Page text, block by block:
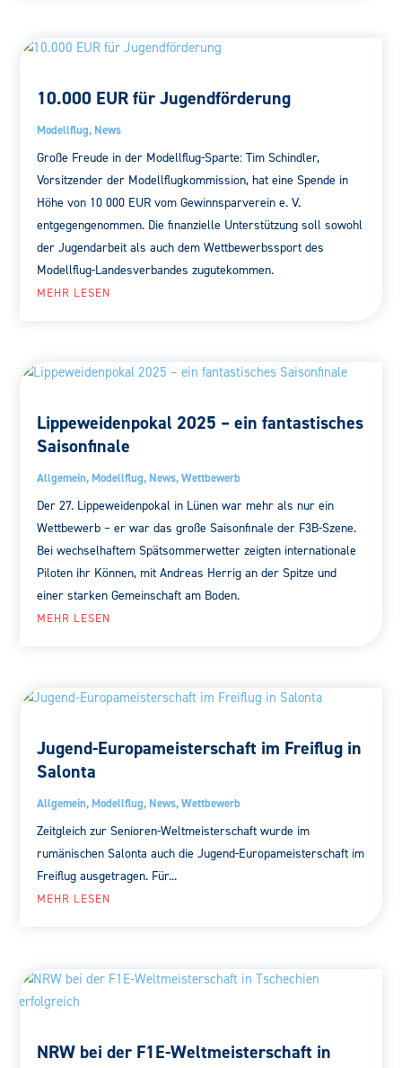
10.000 EUR für Jugendförderung
Modellflug, News
Große Freude in der Modellflug-Sparte: Tim Schindler,
Vorsitzender der Modellflugkommission, hat eine Spende in
Höhe von 10 000 EUR vom Gewinnsparverein e. V.
entgegengenommen. Die finanzielle Unterstützung soll sowohl
der Jugendarbeit als auch dem Wettbewerbssport des
Modellflug-Landesverbandes zugutekommen.
MEHR LESEN
Lippeweidenpokal 2025 – ein fantastisches
Saisonfinale
Allgemein, Modellflug, News,Wettbewerb
Der 27. Lippeweidenpokal in Lünen war mehr als nur ein
Wettbewerb – er war das große Saisonfinale der F3B-Szene.
Bei wechselhaftem Spätsommerwetter zeigten internationale
Piloten ihr Können, mit Andreas Herrig an der Spitze und
einer starken Gemeinschaft am Boden.
MEHR LESEN
Jugend-Europameisterschaft im Freiflug in
Salonta
Allgemein, Modellflug, News,Wettbewerb
Zeitgleich zur Senioren-Weltmeisterschaft wurde im
rumänischen Salonta auch die Jugend-Europameisterschaft im
Freiflug ausgetragen. Für...
MEHR LESEN
NRW bei der F1E-Weltmeisterschaft in